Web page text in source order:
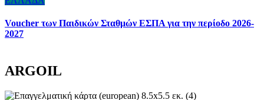
Voucher των Παιδικών Σταθμών ΕΣΠΑ για την περίοδο 2026-
2027
ARGOIL